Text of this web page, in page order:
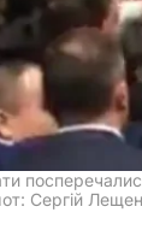
Сергій